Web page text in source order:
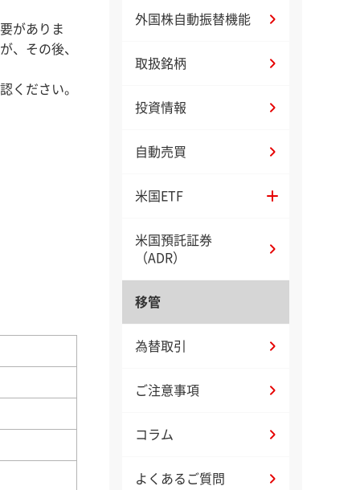
がありま
、その後、
ください。
外国株自動振替機能
取扱銘柄
投資情報
自動売買
米国ETF
米国預託証券
（ADR）
移管
為替取引
ご注意事項
コラム
よくあるご質問